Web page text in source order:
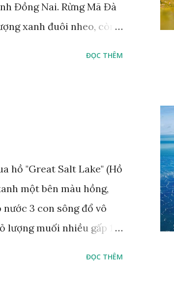
Đồng Nai. Rừng Mã Đà
xanh đuôi nheo, còn
ĐỌC THÊM
hồ "Great Salt Lake" (Hồ
một bên màu hồng,
3 con sông đổ vô
lượng muối nhiều gấp 10
ĐỌC THÊM